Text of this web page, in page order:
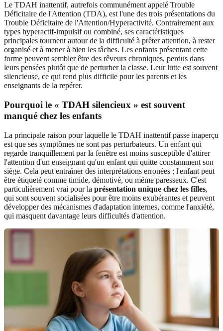
Le TDAH inattentif, autrefois communément appelé Trouble
Déficitaire de l'Attention (TDA), est l'une des trois présentations du
Trouble Déficitaire de l'Attention/Hyperactivité. Contrairement aux
types hyperactif-impulsif ou combiné, ses caractéristiques
principales tournent autour de la difficulté à prêter attention, à rester
organisé et à mener à bien les tâches. Les enfants présentant cette
forme peuvent sembler être des rêveurs chroniques, perdus dans
leurs pensées plutôt que de perturber la classe. Leur lutte est souvent
silencieuse, ce qui rend plus difficile pour les parents et les
enseignants de la repérer.
Pourquoi le « TDAH silencieux » est souvent
manqué chez les enfants
La principale raison pour laquelle le TDAH inattentif passe inaperçu
est que ses symptômes ne sont pas perturbateurs. Un enfant qui
regarde tranquillement par la fenêtre est moins susceptible d'attirer
l'attention d'un enseignant qu'un enfant qui quitte constamment son
siège. Cela peut entraîner des interprétations erronées ; l'enfant peut
être étiqueté comme timide, démotivé, ou même paresseux. C'est
particulièrement vrai pour la présentation unique chez les filles,
qui sont souvent socialisées pour être moins exubérantes et peuvent
développer des mécanismes d'adaptation internes, comme l'anxiété,
qui masquent davantage leurs difficultés d'attention.